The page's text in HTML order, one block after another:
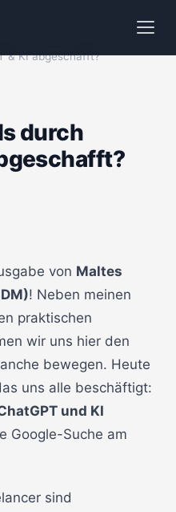
& KI abgeschafft?
durch
von Maltes
! Neben meinen
praktischen
wir uns hier den
bewegen. Heute
uns alle beschäftigt:
und KI
Google-Suche am
sind